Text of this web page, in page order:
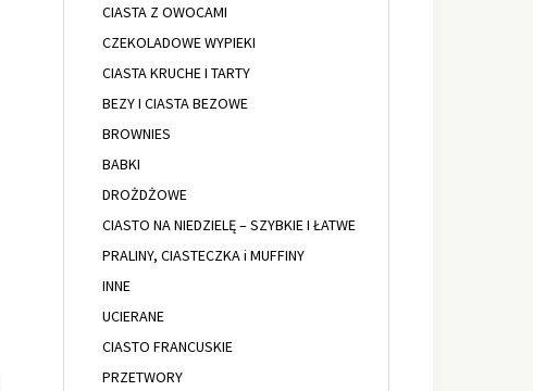
CIASTA Z OWOCAMI
CZEKOLADOWE WYPIEKI
CIASTA KRUCHE I TARTY
BEZY I CIASTA BEZOWE
BROWNIES
BABKI
DROŻDŻOWE
CIASTO NA NIEDZIELĘ – SZYBKIE I ŁATWE
PRALINY, CIASTECZKA i MUFFINY
INNE
UCIERANE
CIASTO FRANCUSKIE
PRZETWORY